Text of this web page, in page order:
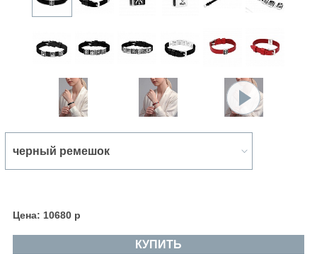
Цена: 10680 р
КУПИТЬ